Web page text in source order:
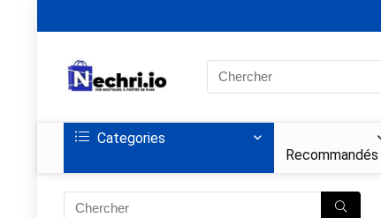
Search
for:
Categories
Recommandés